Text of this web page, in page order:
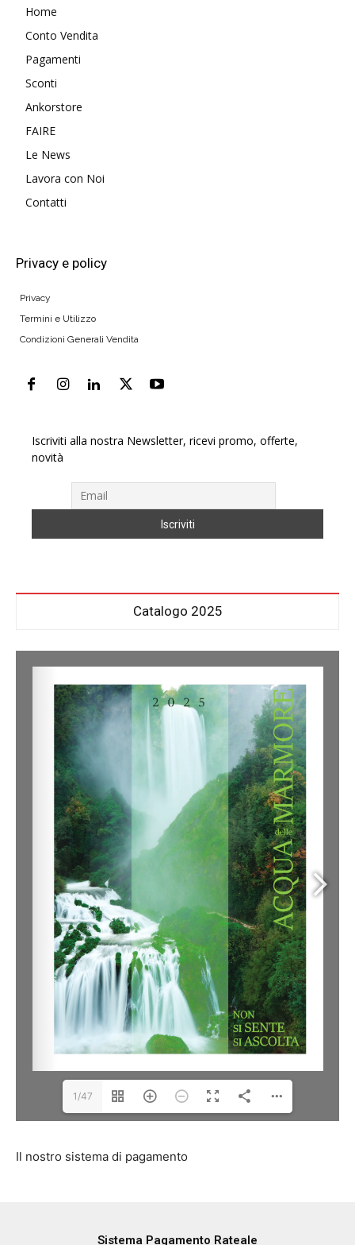
Home
Conto Vendita
Pagamenti
Sconti
Ankorstore
FAIRE
Le News
Lavora con Noi
Contatti
Privacy e policy
Privacy
Termini e Utilizzo
Condizioni Generali Vendita
Iscriviti alla nostra Newsletter, ricevi promo, offerte,
novità
Catalogo 2025
1/47
Il nostro sistema di pagamento
Sistema Pagamento Rateale